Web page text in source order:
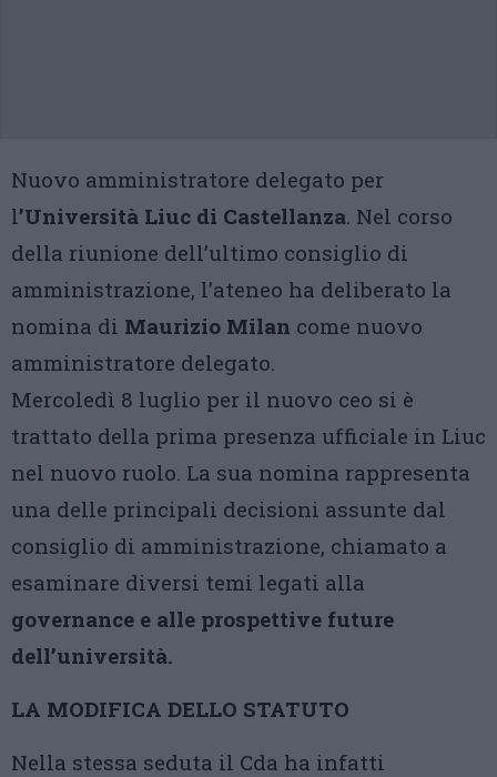
Nuovo amministratore delegato per
l’Università Liuc di Castellanza. Nel corso
della riunione dell’ultimo consiglio di
amministrazione, l’ateneo ha deliberato la
nomina di Maurizio Milan come nuovo
amministratore delegato.
Mercoledì 8 luglio per il nuovo ceo si è
trattato della prima presenza ufficiale in Liuc
nel nuovo ruolo. La sua nomina rappresenta
una delle principali decisioni assunte dal
consiglio di amministrazione, chiamato a
esaminare diversi temi legati alla
governance e alle prospettive future
dell’università.
LA MODIFICA DELLO STATUTO
Nella stessa seduta il Cda ha infatti